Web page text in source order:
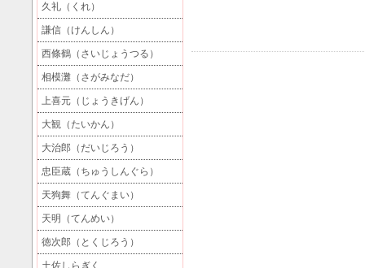
久礼（くれ）
謙信（けんしん）
西條鶴（さいじょうつる）
相模灘（さがみなだ）
上喜元（じょうきげん）
大観（たいかん）
大治郎（だいじろう）
忠臣蔵（ちゅうしんぐら）
天狗舞（てんぐまい）
天明（てんめい）
徳次郎（とくじろう）
土佐しらぎく